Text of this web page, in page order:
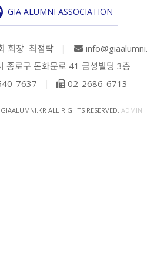
GIA ALUMNI ASSOCIATION
회장 최점락
종로구 돈화문로 41 금성빌딩 3층
7637
02-2686-6713
ALL RIGHTS RESERVED. ADMIN